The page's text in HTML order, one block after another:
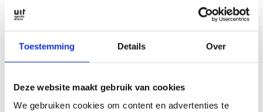
Toestemming Details Over
Deze website maakt gebruik van cookies
We gebruiken cookies om content en advertenties te
Woerd viert feest met